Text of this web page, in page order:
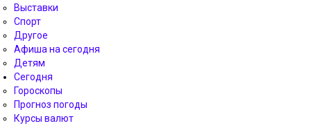
Выставки
Спорт
Другое
Афиша на сегодня
Детям
Сегодня
Гороскопы
Прогноз погоды
Курсы валют